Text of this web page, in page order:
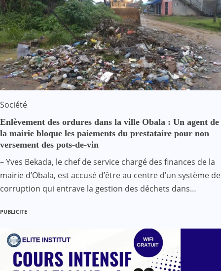
Société
Enlèvement des ordures dans la ville Obala : Un agent de
la mairie bloque les paiements du prestataire pour non
versement des pots-de-vin
– Yves Bekada, le chef de service chargé des finances de la
mairie d’Obala, est accusé d’être au centre d’un système de
corruption qui entrave la gestion des déchets dans…
PUBLICITE